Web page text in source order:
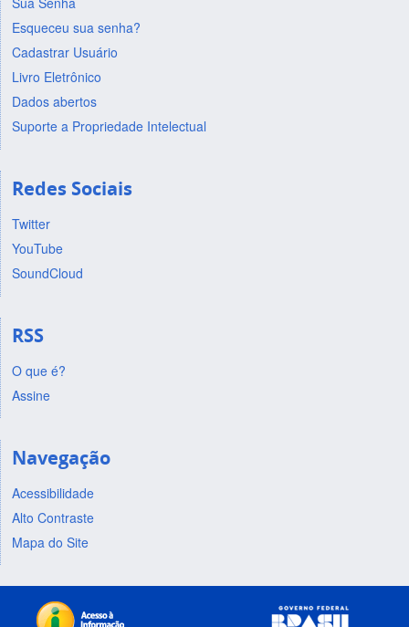
Esqueceu sua senha?
Cadastrar Usuário
Livro Eletrônico
Dados abertos
Suporte a Propriedade Intelectual
Redes Sociais
Twitter
YouTube
SoundCloud
RSS
O que é?
Assine
Navegação
Acessibilidade
Alto Contraste
Mapa do Site